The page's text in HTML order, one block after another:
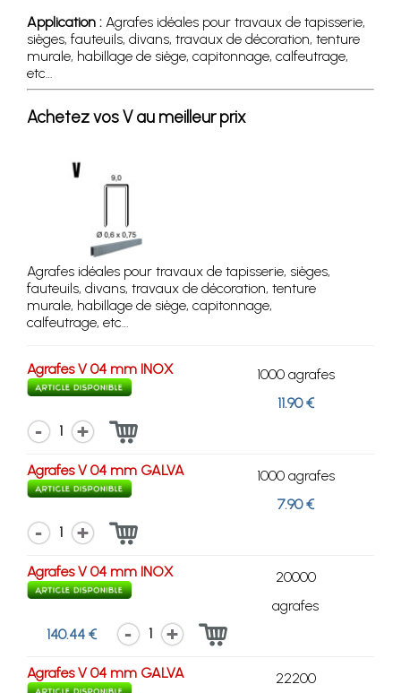
Application : Agrafes idéales pour travaux de tapisserie,
sièges, fauteuils, divans, travaux de décoration, tenture
murale, habillage de siège, capitonnage, calfeutrage,
etc…
Achetez vos V au meilleur prix
Agrafes idéales pour travaux de tapisserie, sièges,
fauteuils, divans, travaux de décoration, tenture
murale, habillage de siège, capitonnage,
calfeutrage, etc…
Agrafes V 04 mm INOX
1000 agrafes
11.90 €
1
Agrafes V 04 mm GALVA
1000 agrafes
7.90 €
1
Agrafes V 04 mm INOX
20000
agrafes
140.44 €
1
Agrafes V 04 mm GALVA
22200